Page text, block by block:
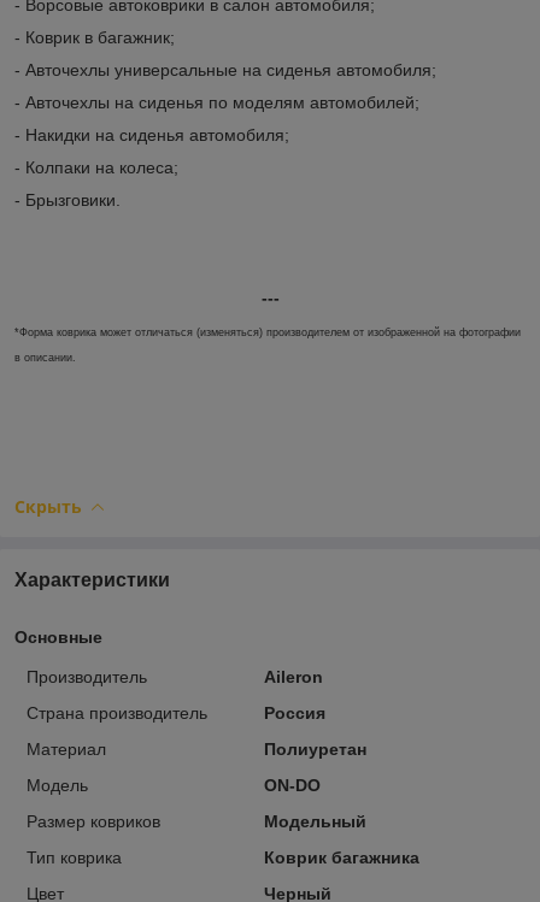
- Ворсовые автоковрики в салон автомобиля;
- Коврик в багажник;
- Авточехлы универсальные на сиденья автомобиля;
- Авточехлы на сиденья по моделям автомобилей;
- Накидки на сиденья автомобиля;
- Колпаки на колеса;
- Брызговики.
---
*Форма коврика может отличаться (изменяться) производителем от изображенной на фотографии
в описании.
Скрыть
Характеристики
Основные
Производитель
Aileron
Страна производитель
Россия
Материал
Полиуретан
Модель
ON-DO
Размер ковриков
Модельный
Тип коврика
Коврик багажника
Цвет
Черный